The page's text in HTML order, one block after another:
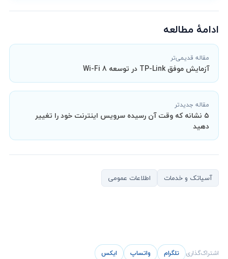
ادامهٔ مطالعه
مقاله قدیمی‌تر
آزمایش موفق TP-Link در توسعه Wi-Fi 8
مقاله جدیدتر
۵ نشانه‌ که وقت آن رسیده سرویس اینترنت خود را تغییر
دهید
آسیاتک و خدمات اطلاعات عمومی
اشتراک‌گذاری تلگرام واتساپ ایکس